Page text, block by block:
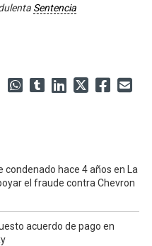
Sentencia
condenado hace 4 años en La
el fraude contra Chevron
acuerdo de pago en